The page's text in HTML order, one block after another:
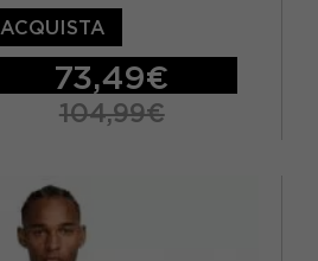
ACQUISTA
73,49€
104,99€